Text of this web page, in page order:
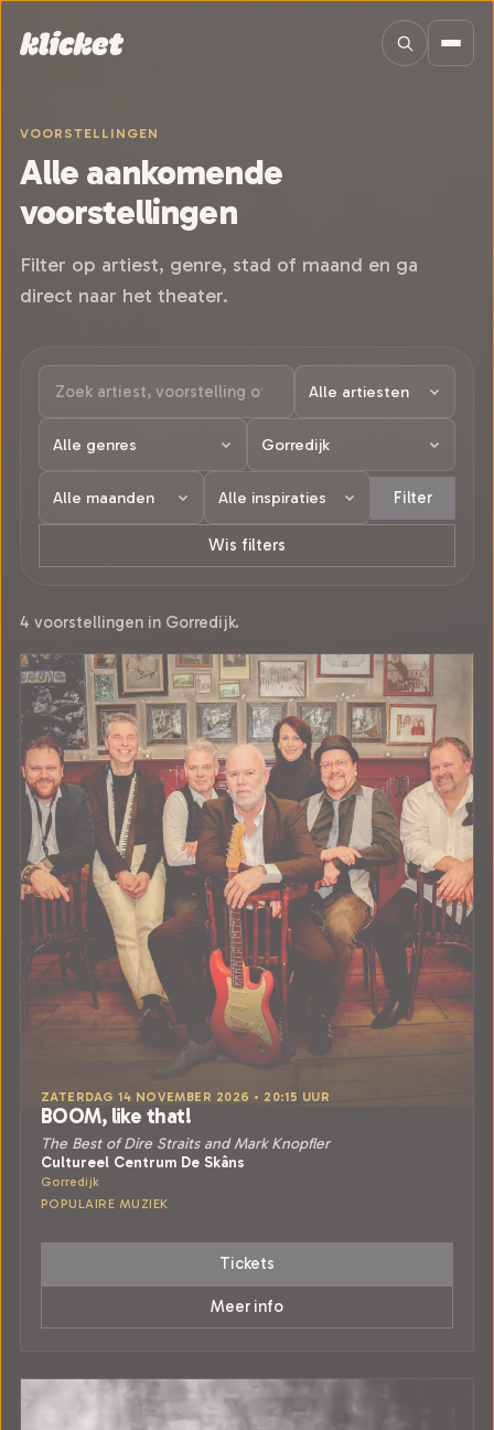
VOORSTELLINGEN
Alle aankomende
voorstellingen
Filter op artiest, genre, stad of maand en ga
direct naar het theater.
Filter
Wis filters
4 voorstellingen in Gorredijk.
ZATERDAG 14 NOVEMBER 2026 • 20:15 UUR
BOOM, like that!
The Best of Dire Straits and Mark Knopfler
Cultureel Centrum De Skâns
Gorredijk
POPULAIRE MUZIEK
Tickets
Meer info